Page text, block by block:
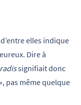
elles indique
Dire à
signifiait donc
pas même quelque